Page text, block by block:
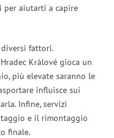
per aiutarti a capire
fattori.
Králové gioca un
più elevate saranno le
influisce sui
Infine, servizi
e il rimontaggio
finale.